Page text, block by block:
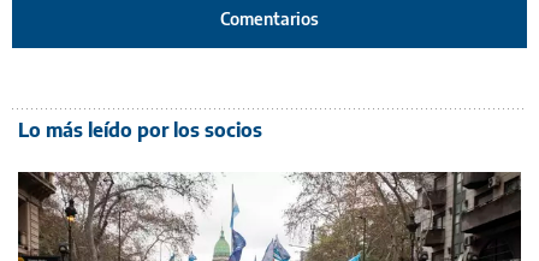
Comentarios
Lo más leído por los socios